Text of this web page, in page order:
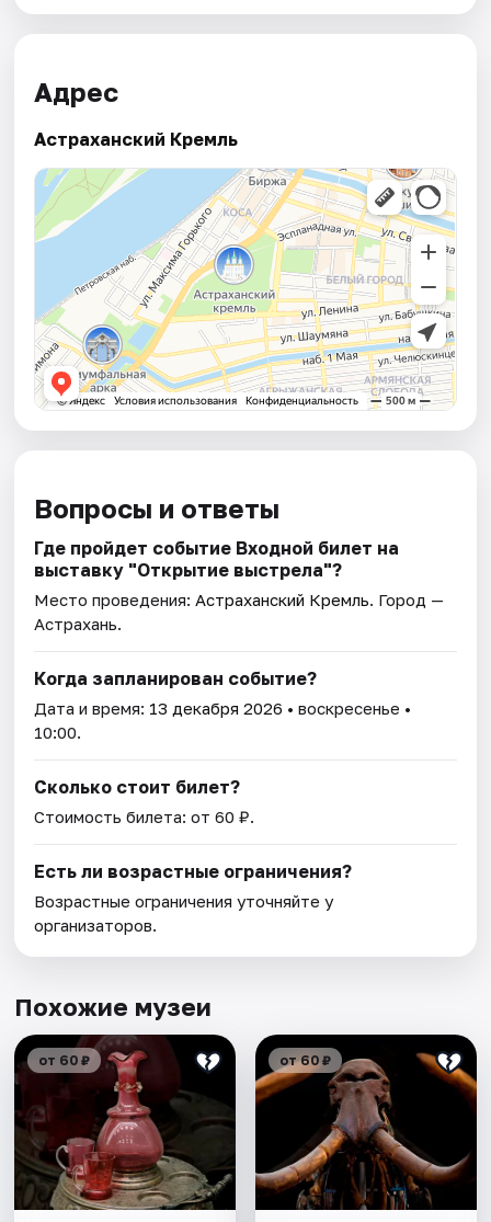
Адрес
Астраханский Кремль
Вопросы и ответы
Где пройдет событие Входной билет на
выставку "Открытие выстрела"?
Место проведения:Астраханский Кремль. Город —
Астрахань.
Когда запланирован событие?
Дата и время: 13 декабря 2026 • воскресенье •
10:00.
Сколько стоит билет?
Стоимость билета: от 60 ₽.
Есть ли возрастные ограничения?
Возрастные ограничения уточняйте у
организаторов.
Похожие музеи
от 60 ₽ от 60 ₽